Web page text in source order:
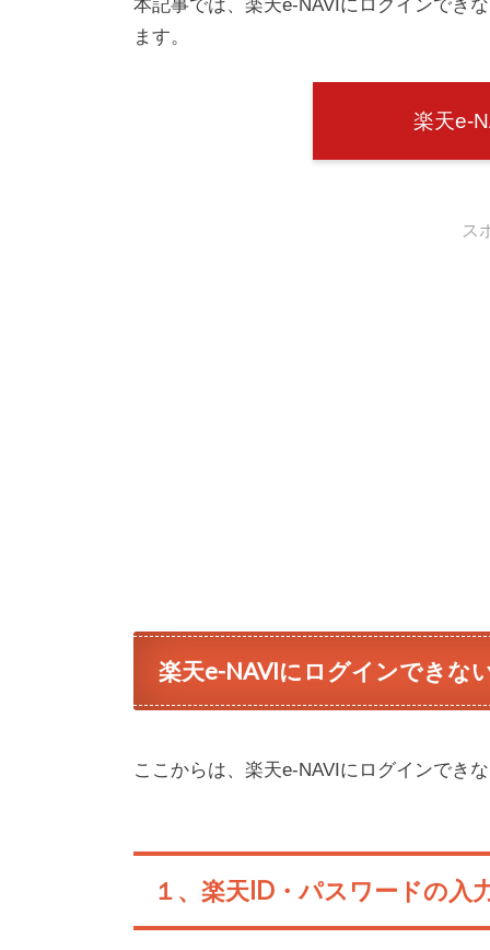
本記事では、楽天e-NAVIにログインでき
ます。
楽天e-
ス
楽天e-NAVIにログインできな
ここからは、楽天e-NAVIにログインでき
１、楽天ID・パスワードの入